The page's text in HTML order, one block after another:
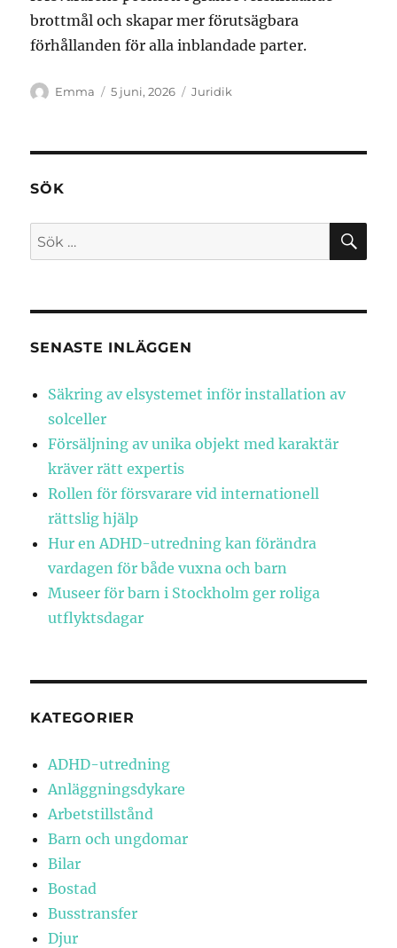
brottmål och skapar mer förutsägbara
förhållanden för alla inblandade parter.
Författare
Emma
Publicerat
5 juni, 2026 Kategorier
Juridik
SÖK
Sök
efter:
SENASTE INLÄGGEN
Säkring av elsystemet inför installation av
solceller
Försäljning av unika objekt med karaktär
kräver rätt expertis
Rollen för försvarare vid internationell
rättslig hjälp
Hur en ADHD-utredning kan förändra
vardagen för både vuxna och barn
Museer för barn i Stockholm ger roliga
utflyktsdagar
KATEGORIER
ADHD-utredning
Anläggningsdykare
Arbetstillstånd
Barn och ungdomar
Bilar
Bostad
Busstransfer
Djur